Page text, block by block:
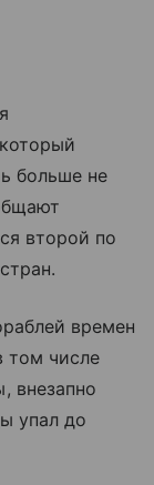
больше не
второй по
времен
том числе
внезапно
упал до